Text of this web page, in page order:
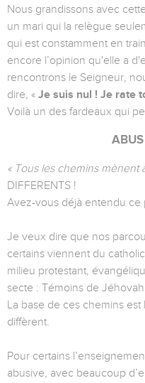
Nous grandissons avec
un mari qui la relègue
qui est constamment en
encore l’opinion qu'elle a
rencontrons le Seigneur,
dire, « Je suis nul ! Je rate
Voilà un des fardeaux qui
« Tous les chemins mènent
DIFFERENTS !
Avez-vous déjà entendu ce
Je veux dire que nos
certains viennent du
milieu protestant,
secte : Témoins de
La base de ces chemins
diffèrent.
Pour certains
abusive, avec beaucoup